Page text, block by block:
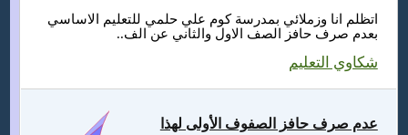
اتظلم انا وزملائي بمدرسة كوم علي حلمي للتعليم الاساسي
بعدم صرف حافز الصف الاول والثاني عن الف..
شكاوي التعليم
عدم صرف حافز الصفوف الأولى لهذا